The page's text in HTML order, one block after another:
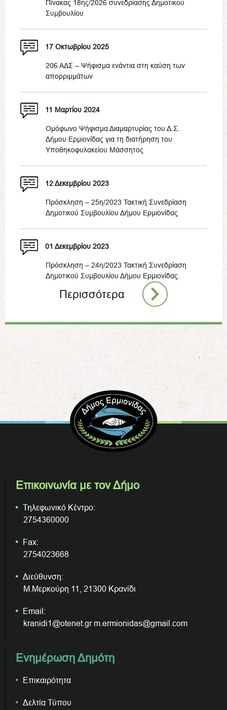
Πίνακας 18ης/2026 συνεδρίασης Δημοτικού
Συμβουλίου
17 Οκτωβρίου 2025
206 ΑΔΣ – Ψήφισμα ενάντια στη καύση των
απορριμμάτων
11 Μαρτίου 2024
Ομόφωνο Ψήφισμα Διαμαρτυρίας του Δ.Σ.
Δήμου Ερμιονίδας για τη διατήρηση του
Υποθηκοφυλακείου Μάσσητος
12 Δεκεμβρίου 2023
Πρόσκληση – 25η/2023 Τακτική Συνεδρίαση
Δημοτικού Συμβουλίου Δήμου Ερμιονίδας
01 Δεκεμβρίου 2023
Πρόσκληση – 24η/2023 Τακτική Συνεδρίαση
Δημοτικού Συμβουλίου Δήμου Ερμιονίδας.
Περισσότερα
Επικοινωνία με τον Δήμο
Τηλεφωνικό Κέντρο:
2754360000
Fax:
2754023668
Διεύθυνση:
Μ.Μερκούρη 11, 21300 Κρανίδι
Email:
kranidi1@otenet.gr m.ermionidas@gmail.com
Ενημέρωση Δημότη
Επικαιρότητα
Δελτία Τύπου